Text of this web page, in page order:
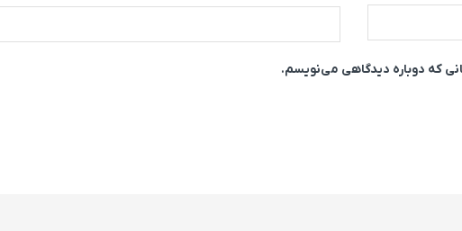
که دوباره دیدگاهی می‌نویسم.